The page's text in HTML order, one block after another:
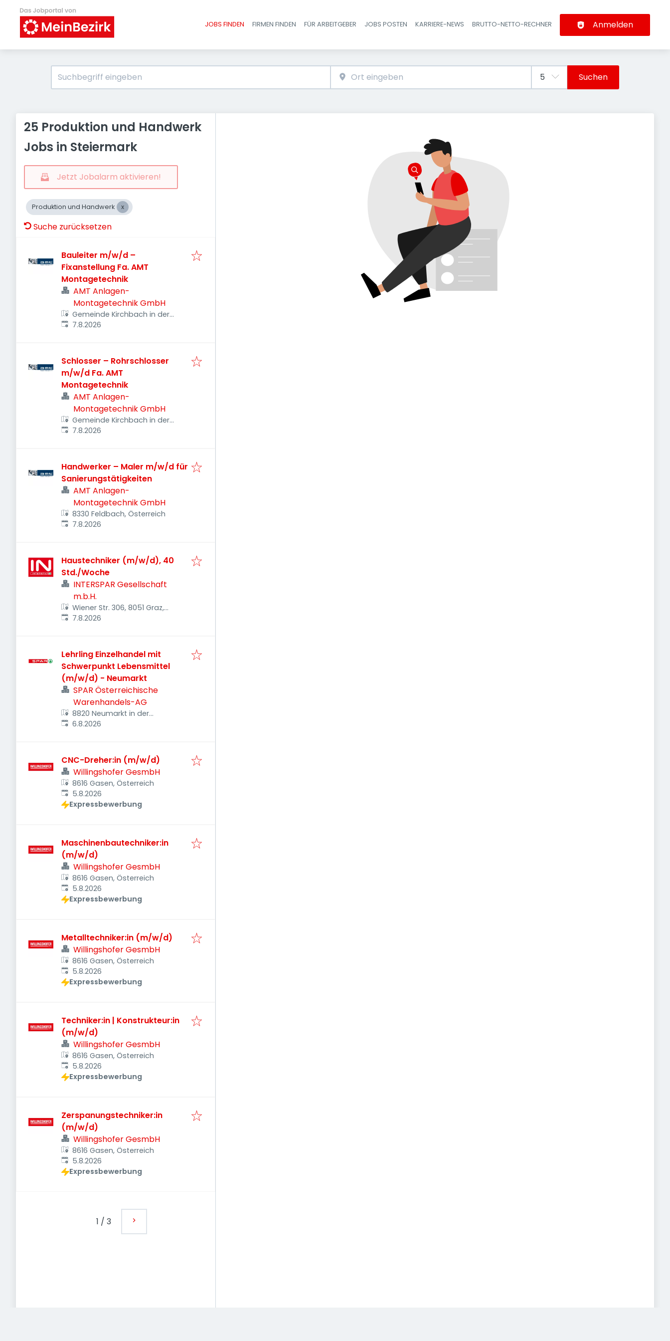
Haupt-Navigation
JOBS FINDEN FIRMEN FINDEN FÜR ARBEITGEBER JOBS POSTEN KARRIERE-NEWS BRUTTO-NETTO-RECHNER Anmelden
Suchen
25 Produktion und Handwerk
Jobs in Steiermark
Jetzt Jobalarm aktivieren!
Produktion und Handwerk
Suche zurücksetzen
Bauleiter m/w/d –
Fixanstellung Fa. AMT
Montagetechnik
AMT Anlagen-
Montagetechnik GmbH
Gemeinde Kirchbach in der
Steiermark, Österreich
Veröffentlicht
7.8.2026
Schlosser – Rohrschlosser
m/w/d Fa. AMT
Montagetechnik
AMT Anlagen-
Montagetechnik GmbH
Gemeinde Kirchbach in der
Steiermark, Österreich
Veröffentlicht
7.8.2026
Handwerker – Maler m/w/d für
Sanierungstätigkeiten
AMT Anlagen-
Montagetechnik GmbH
8330 Feldbach, Österreich
Veröffentlicht
7.8.2026
Haustechniker (m/w/d), 40
Std./Woche
INTERSPAR Gesellschaft
m.b.H.
Wiener Str. 306, 8051 Graz,
Österreich
Veröffentlicht
7.8.2026
Lehrling Einzelhandel mit
Schwerpunkt Lebensmittel
(m/w/d) - Neumarkt
SPAR Österreichische
Warenhandels-AG
8820 Neumarkt in der
Steiermark, Österreich
Veröffentlicht
6.8.2026
CNC-Dreher:in (m/w/d)
Willingshofer GesmbH
8616 Gasen, Österreich
Veröffentlicht
5.8.2026
Expressbewerbung
Maschinenbautechniker:in
(m/w/d)
Willingshofer GesmbH
8616 Gasen, Österreich
Veröffentlicht
5.8.2026
Expressbewerbung
Metalltechniker:in (m/w/d)
Willingshofer GesmbH
8616 Gasen, Österreich
Veröffentlicht
5.8.2026
Expressbewerbung
Techniker:in | Konstrukteur:in
(m/w/d)
Willingshofer GesmbH
8616 Gasen, Österreich
Veröffentlicht
5.8.2026
Expressbewerbung
Zerspanungstechniker:in
(m/w/d)
Willingshofer GesmbH
8616 Gasen, Österreich
Veröffentlicht
5.8.2026
Expressbewerbung
1 / 3